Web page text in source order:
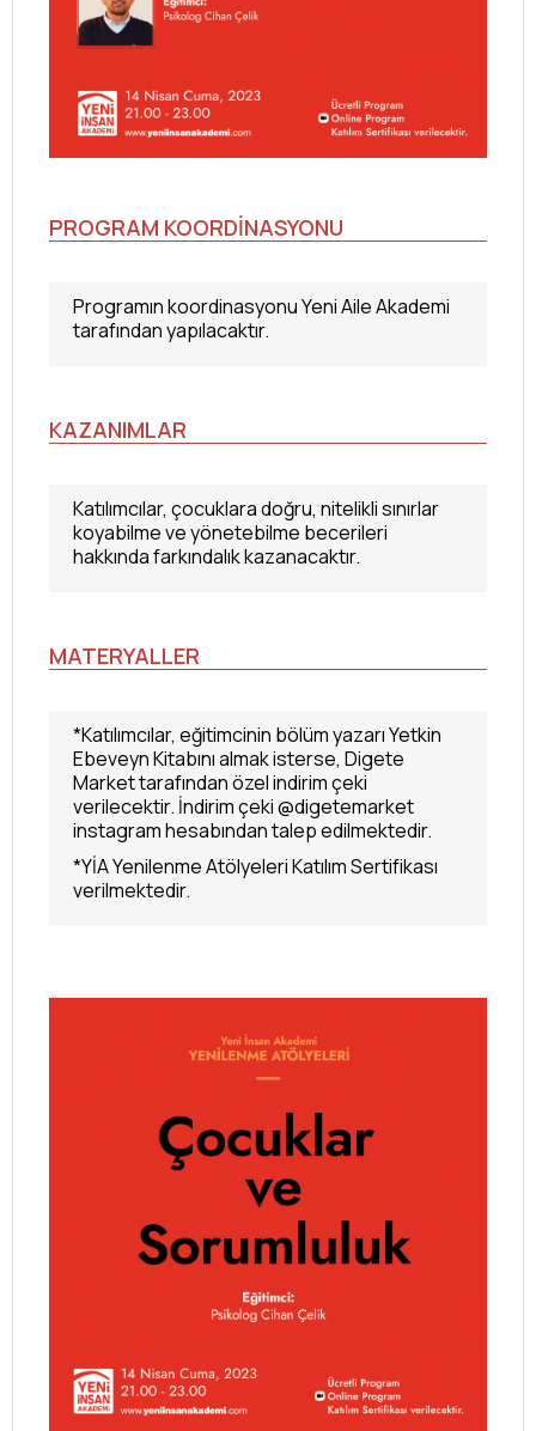
PROGRAM KOORDİNASYONU
Programın koordinasyonu Yeni Aile Akademi
tarafından yapılacaktır.
KAZANIMLAR
Katılımcılar, çocuklara doğru, nitelikli sınırlar
koyabilme ve yönetebilme becerileri
hakkında farkındalık kazanacaktır.
MATERYALLER
*Katılımcılar, eğitimcinin bölüm yazarı Yetkin
Ebeveyn Kitabını almak isterse, Digete
Market tarafından özel indirim çeki
verilecektir. İndirim çeki @digetemarket
instagram hesabından talep edilmektedir.
*YİA Yenilenme Atölyeleri Katılım Sertifikası
verilmektedir.